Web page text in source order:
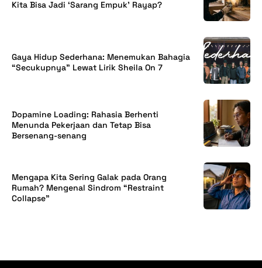
Kita Bisa Jadi ‘Sarang Empuk’ Rayap?
Gaya Hidup Sederhana: Menemukan Bahagia
“Secukupnya” Lewat Lirik Sheila On 7
Dopamine Loading: Rahasia Berhenti
Menunda Pekerjaan dan Tetap Bisa
Bersenang-senang
Mengapa Kita Sering Galak pada Orang
Rumah? Mengenal Sindrom “Restraint
Collapse”